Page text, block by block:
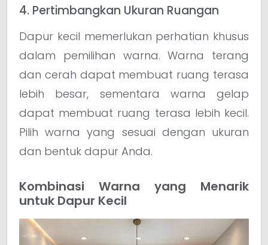
4. Pertimbangkan Ukuran Ruangan
Dapur kecil memerlukan perhatian khusus
dalam pemilihan warna. Warna terang
dan cerah dapat membuat ruang terasa
lebih besar, sementara warna gelap
dapat membuat ruang terasa lebih kecil.
Pilih warna yang sesuai dengan ukuran
dan bentuk dapur Anda.
Kombinasi Warna yang Menarik
untuk Dapur Kecil